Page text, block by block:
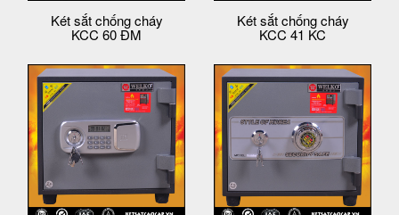
Két sắt chống cháy
KCC 60 ĐM
Két sắt chống cháy
KCC 41 KC